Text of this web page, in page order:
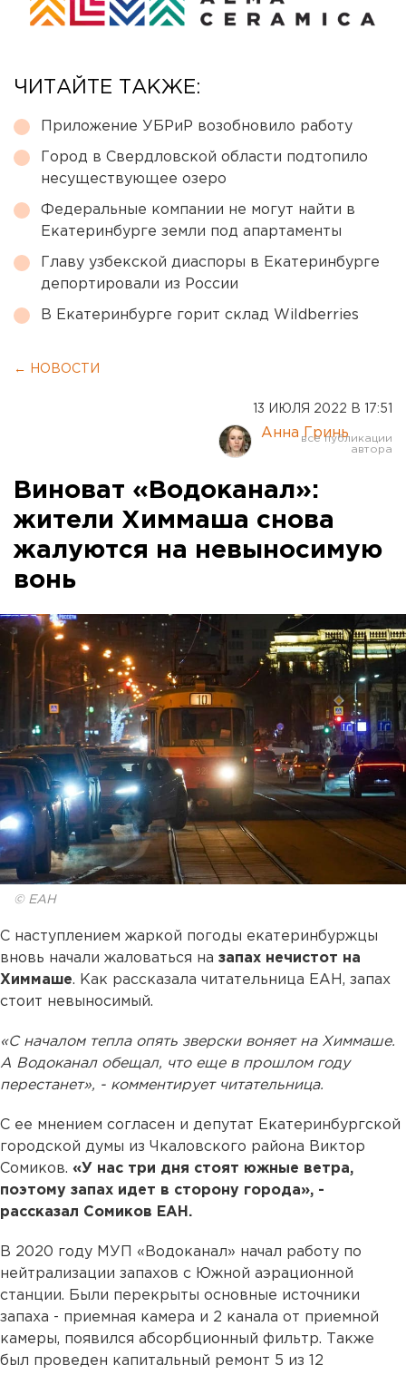
ЧИТАЙТЕ ТАКЖЕ:
Приложение УБРиР возобновило работу
Город в Свердловской области подтопило
несуществующее озеро
Федеральные компании не могут найти в
Екатеринбурге земли под апартаменты
Главу узбекской диаспоры в Екатеринбурге
депортировали из России
В Екатеринбурге горит склад Wildberries
← НОВОСТИ
13 ИЮЛЯ 2022 В 17:51
Анна Гринь
Виноват «Водоканал»:
жители Химмаша снова
жалуются на невыносимую
вонь
© ЕАН
С наступлением жаркой погоды екатеринбуржцы
вновь начали жаловаться на запах нечистот на
Химмаше. Как рассказала читательница ЕАН, запах
стоит невыносимый.
«С началом тепла опять зверски воняет на Химмаше.
А Водоканал обещал, что еще в прошлом году
перестанет», - комментирует читательница.
С ее мнением согласен и депутат Екатеринбургской
городской думы из Чкаловского района Виктор
Сомиков. «У нас три дня стоят южные ветра,
поэтому запах идет в сторону города», -
рассказал Сомиков ЕАН.
В 2020 году МУП «Водоканал» начал работу по
нейтрализации запахов с Южной аэрационной
станции. Были перекрыты основные источники
запаха - приемная камера и 2 канала от приемной
камеры, появился абсорбционный фильтр. Также
был проведен капитальный ремонт 5 из 12